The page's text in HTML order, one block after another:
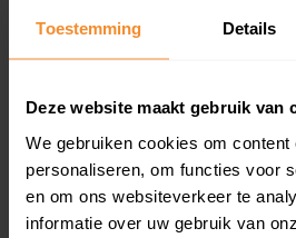
Toestemming Details
Deze website maakt gebruik van
We gebruiken cookies om content
personaliseren, om functies voor
en om ons websiteverkeer te
informatie over uw gebruik van
Een overzicht van alle verkochte
en koopdatum) binnen een
Bekijk product